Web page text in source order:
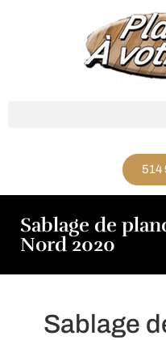
514
Sablage de
Nord 2020
Sablage